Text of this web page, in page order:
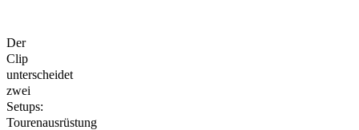
Der
Clip
unterscheidet
zwei
Setups:
Tourenausrüstung